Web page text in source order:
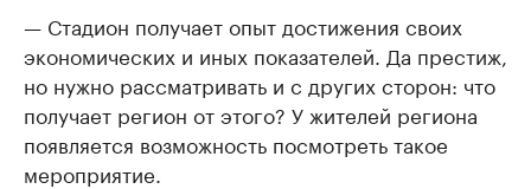
— Стадион получает опыт достижения своих
экономических и иных показателей. Да престиж,
но нужно рассматривать и с других сторон: что
получает регион от этого? У жителей региона
появляется возможность посмотреть такое
мероприятие.